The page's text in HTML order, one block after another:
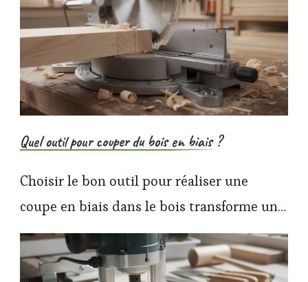
Quel outil pour couper du bois en biais ?
Choisir le bon outil pour réaliser une
coupe en biais dans le bois transforme un…